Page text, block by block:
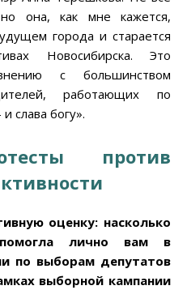
она, как мне кажется,
города и старается
Новосибирска. Это
с большинством
работающих по
слава богу».
против
оценку: насколько
лично вам в
по выборам депутатов
выборной кампании